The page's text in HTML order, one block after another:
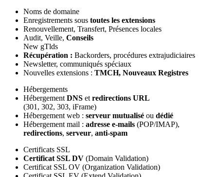
Noms de domaine
Enregistrements sous toutes les extensions
Renouvellement, Transfert, Présences locales
Audit, Veille, Conseils
New gTlds
Récupération : Backorders, procédures extrajudiciaires
Newsletter, communiqués spéciaux
Nouvelles extensions : TMCH, Nouveaux Registres
Hébergements
Hébergement DNS et redirections URL
(301, 302, 303, iFrame)
Hébergement web : serveur mutualisé ou dédié
Hébergement mail : adresse e-mails (POP/IMAP),
redirections, serveur, anti-spam
Certificats SSL
Certificat SSL DV (Domain Validation)
Certificat SSL OV (Organization Validation)